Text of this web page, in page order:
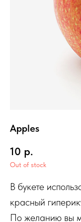
Apples
10 р.
Out of stock
В букете
красный
По желанию вы